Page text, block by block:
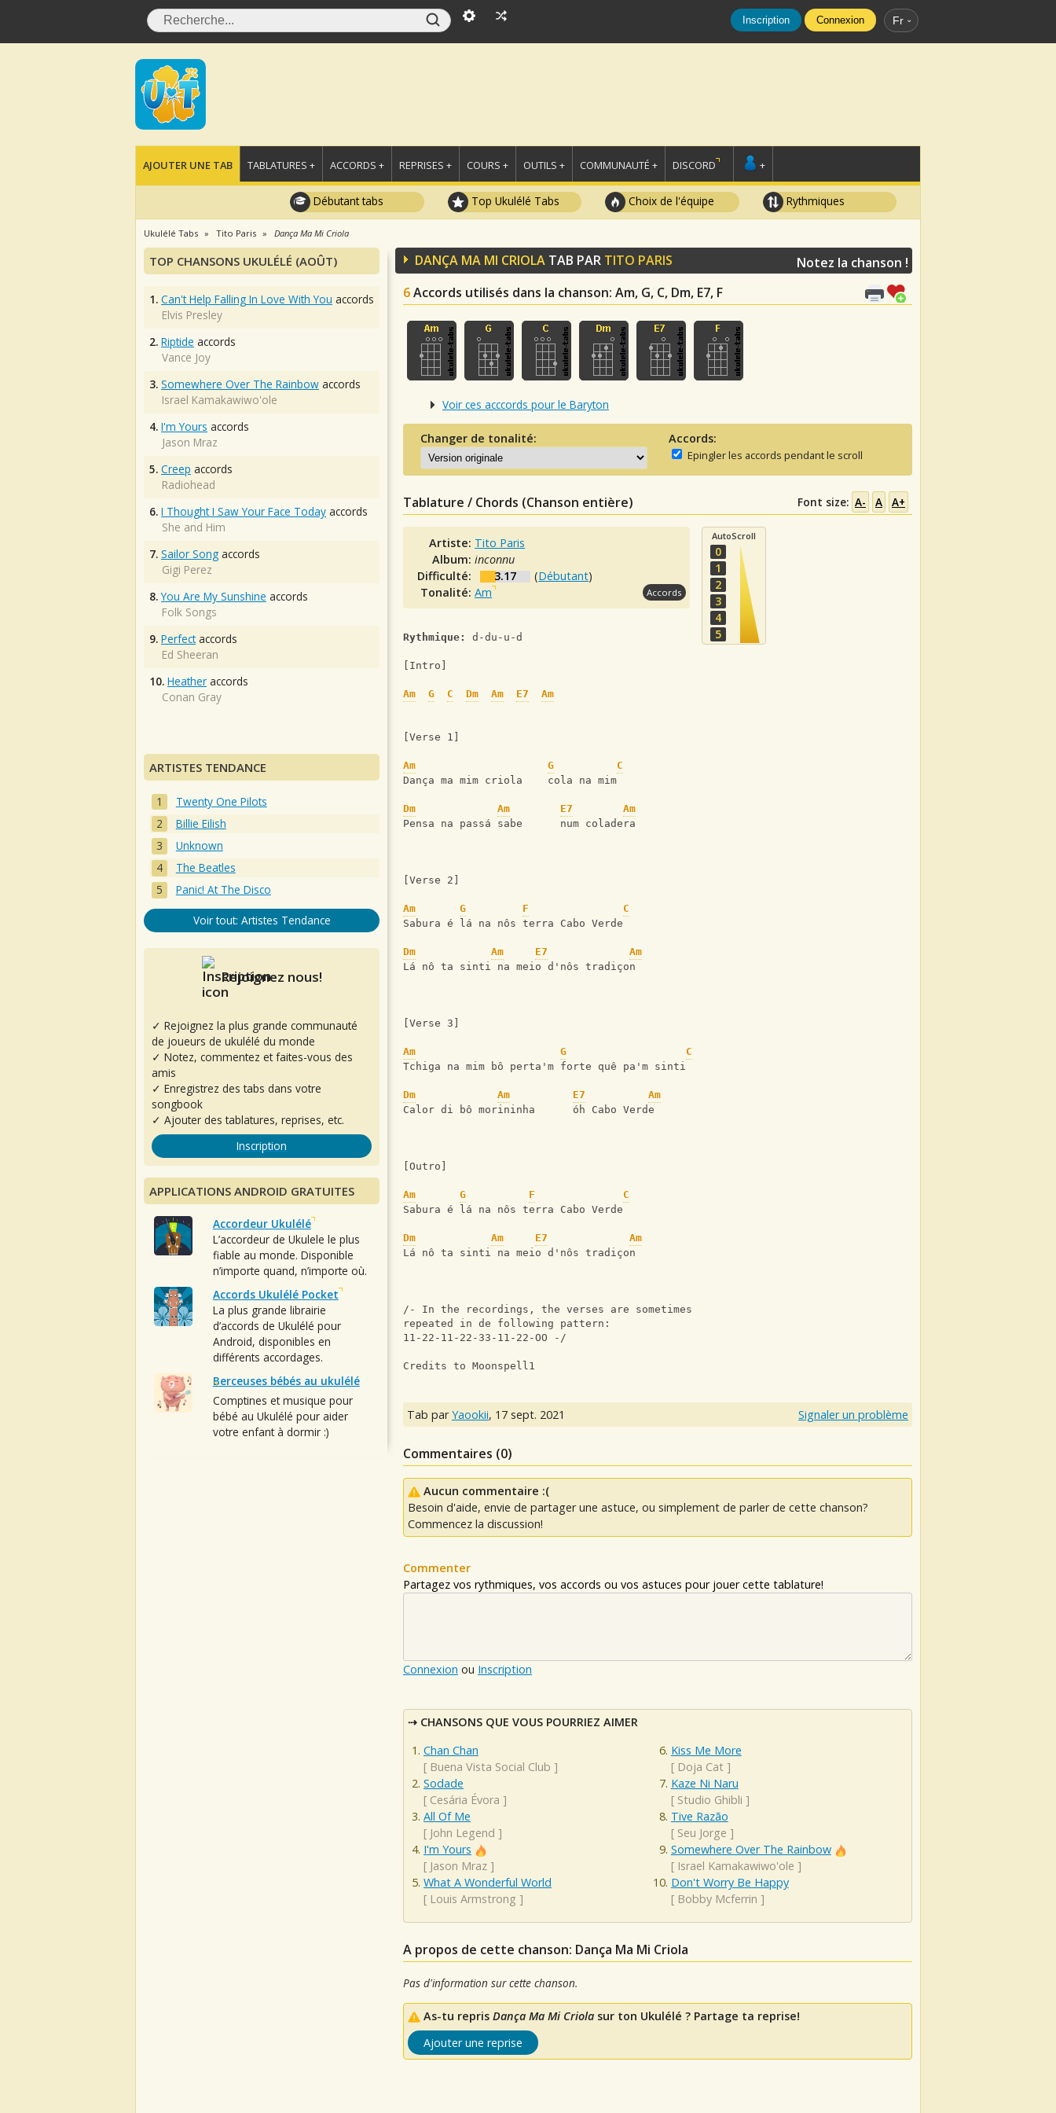
Inscription Connexion Fr
AJOUTER UNE TAB TABLATURES + ACCORDS + REPRISES + COURS + OUTILS + COMMUNAUTÉ + DISCORD +
Débutant tabs Top Ukulélé Tabs Choix de l'équipe Rythmiques
Ukulélé Tabs Tito Paris Dança Ma Mi Criola
DANÇA MA MI CRIOLA TAB PAR TITO PARIS
6Accords utilisés dans la chanson: Am, G, C, Dm, E7, F
Notez la chanson !
Voir ces acccords pour le Baryton
Changer de tonalité: Accords:
Epingler les accords pendant le scroll
Tablature / Chords (Chanson entière) Font size: A- A A+
Artiste: Tito Paris
Album:inconnu
Difficulté:
3.17 (Débutant)
Tonalité:Am Accords
AutoScroll
0
1
2
3
4
5
Rythmique: d-du-u-d
[Intro]
Am G C Dm Am E7 Am
[Verse 1]
Am G
C
Dança ma mim criola    cola na mim
Dm Am E7
Am
Pensa na passá sabe      num coladera
[Verse 2]
Am G F
C
Sabura é lá na nôs terra Cabo Verde
Dm Am E7
Am
Lá nô ta sinti na meio d'nôs tradiçon
[Verse 3]
Am G
C
Tchiga na mim bô perta'm forte quê pa'm sinti
Dm Am E7
Am
Calor di bô morininha      óh Cabo Verde
[Outro]
Am G F
C
Sabura é lá na nôs terra Cabo Verde
Dm Am E7
Am
Lá nô ta sinti na meio d'nôs tradiçon
/- In the recordings, the verses are sometimes
repeated in de following pattern:
11-22-11-22-33-11-22-OO -/
Credits to Moonspell1
Tab parYaookii, 17 sept. 2021 Signaler un problème
Commentaires (0)
Aucun commentaire :(
Besoin d'aide, envie de partager une astuce, ou simplement de parler de cette chanson?
Commencez la discussion!
Commenter
Partagez vos rythmiques, vos accords ou vos astuces pour jouer cette tablature!
Connexion ou Inscription
CHANSONS QUE VOUS POURRIEZ AIMER
Chan Chan
[ Buena Vista Social Club ]
Sodade
[ Cesária Évora ]
All Of Me
[ John Legend ]
I'm Yours
[ Jason Mraz ]
What A Wonderful World
[ Louis Armstrong ]
Kiss Me More
[ Doja Cat]
Kaze Ni Naru
[ Studio Ghibli ]
Tive Razão
[ Seu Jorge ]
Somewhere Over The Rainbow
[ Israel Kamakawiwo'ole ]
Don't Worry Be Happy
[ Bobby Mcferrin ]
A propos de cette chanson: Dança Ma Mi Criola
Pas d'information sur cette chanson.
As-tu repris Dança Ma Mi Criola sur ton Ukulélé ? Partage ta reprise!
Ajouter une reprise
TOP CHANSONS UKULÉLÉ (AOÛT)
1. Can't Help Falling In Love With You accords
Elvis Presley
2. Riptide accords
Vance Joy
3. Somewhere Over The Rainbow accords
Israel Kamakawiwo'ole
4. I'm Yours accords
Jason Mraz
5. Creep accords
Radiohead
6. I Thought I Saw Your Face Today accords
She and Him
7. Sailor Song accords
Gigi Perez
8. You Are My Sunshine accords
Folk Songs
9. Perfectaccords
Ed Sheeran
10. Heather accords
Conan Gray
ARTISTES TENDANCE
Twenty One Pilots
Billie Eilish
Unknown
The Beatles
Panic! At The Disco
Voir tout: Artistes Tendance
Rejoignez nous!
✓ Rejoignez la plus grande communauté
de joueurs de ukulélé du monde
✓ Notez, commentez et faites-vous des
amis
✓ Enregistrez des tabs dans votre
songbook
✓ Ajouter des tablatures, reprises, etc.
Inscription
APPLICATIONS ANDROID GRATUITES
Accordeur Ukulélé
L’accordeur de Ukulele le plus
fiable au monde. Disponible
n’importe quand, n’importe où.
Accords Ukulélé Pocket
La plus grande librairie
d’accords de Ukulélé pour
Android, disponibles en
différents accordages.
Berceuses bébés au ukulélé
Comptines et musique pour
bébé au Ukulélé pour aider
votre enfant à dormir :)